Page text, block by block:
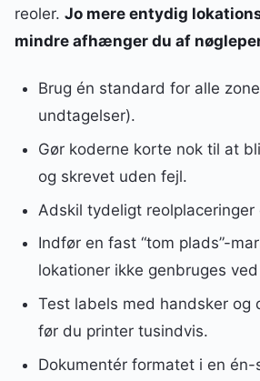
reoler. Jo mere entydig
mindre afhænger du af
Brug én standard for alle
undtagelser).
Gør koderne korte nok til at
og skrevet uden fejl.
Adskil tydeligt reolplaceringer
Indfør en fast “tom plads”-
lokationer ikke genbruges
Test labels med handsker og
før du printer tusindvis.
Dokumentér formatet i en